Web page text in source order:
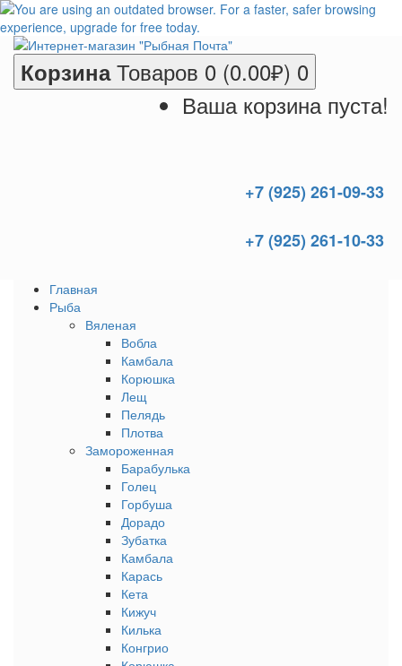
КорзинаТоваров 0 (0.00₽) 0
Ваша корзина пуста!
+7 (925) 261-09-33
+7 (925) 261-10-33
Главная
Рыба
Вяленая
Вобла
Камбала
Корюшка
Лещ
Пелядь
Плотва
Замороженная
Барабулька
Голец
Горбуша
Дорадо
Зубатка
Камбала
Карась
Кета
Кижуч
Килька
Конгрио